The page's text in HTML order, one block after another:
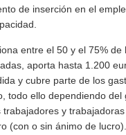
de inserción en el
entre el 50 y el 75% de
aporta hasta 1.200
y cubre parte de los
todo ello dependiendo del
y
(con o sin ánimo de